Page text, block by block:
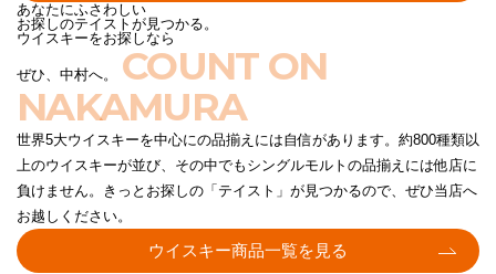
あなたにふさわしい
お探しのテイストが見つかる。
ウイスキーをお探しなら
ぜひ、中村へ。 COUNT ON
NAKAMURA
世界5大ウイスキーを中心にの品揃えには自信があります。約800種類以
上のウイスキーが並び、その中でもシングルモルトの品揃えには他店に
負けません。きっとお探しの「テイスト」が見つかるので、ぜひ当店へ
お越しください。
ウイスキー商品一覧を見る